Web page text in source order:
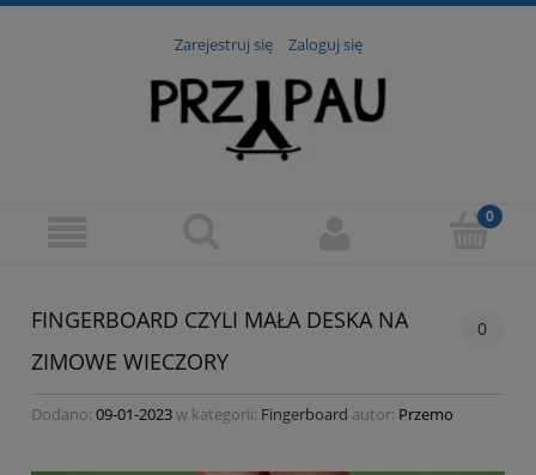
Zarejestruj się Zaloguj się
FINGERBOARD CZYLI MAŁA DESKA NA
ZIMOWE WIECZORY
0
Dodano: 09-01-2023w kategorii: Fingerboard autor: Przemo